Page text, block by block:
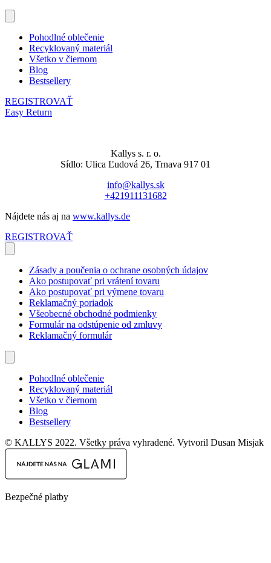
Pohodlné oblečenie
Recyklovaný materiál
Všetko v čiernom
Blog
Bestsellery
REGISTROVAŤ
Easy Return
Kallys s. r. o.
Sídlo: Ulica Ľudová 26, Trnava 917 01
info@kallys.sk
+421911131682
Nájdete nás aj na www.kallys.de
REGISTROVAŤ
Zásady a poučenia o ochrane osobných údajov
Ako postupovať pri vrátení tovaru
Ako postupovať pri výmene tovaru
Reklamačný poriadok
Všeobecné obchodné podmienky
Formulár na odstúpenie od zmluvy
Reklamačný formulár
Pohodlné oblečenie
Recyklovaný materiál
Všetko v čiernom
Blog
Bestsellery
© KALLYS 2022. Všetky práva vyhradené. Vytvoril Dusan Misjak
Bezpečné platby